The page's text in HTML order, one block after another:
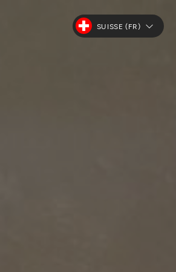
SUISSE (FR)